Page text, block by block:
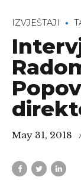
IZVJEŠTAJI
May 31, 2018